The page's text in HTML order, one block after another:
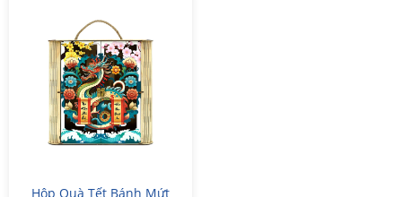
Hộp Quà Tết Bánh Mứt